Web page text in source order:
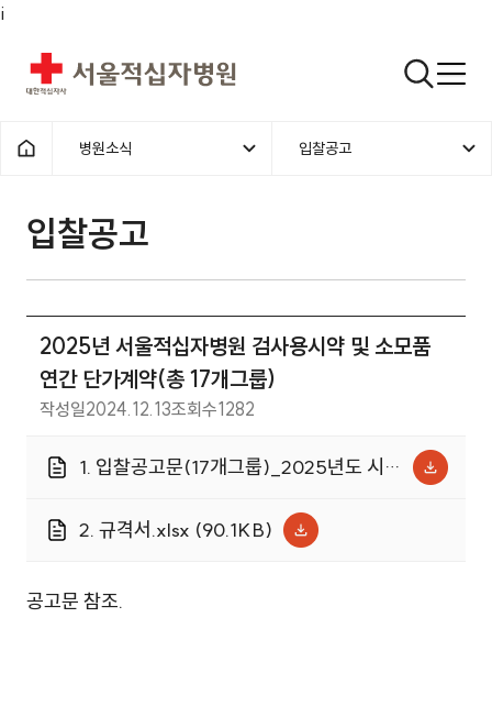
i
서울적십자병원 검색열기
홈으로 1차메뉴
병원소식 2차메뉴
입찰공고
입찰공고 | 병원소식 | 2025년 서
입찰공고
2025년 서울적십자병원 검사용시약 및 소모품
연간 단가계약(총 17개그룹)
작성일2024.12.13조회수1282
1. 입찰공고문(17개그룹)_2025년도 시약
2. 규격서.xlsx (90.1KB)
공고문 참조.